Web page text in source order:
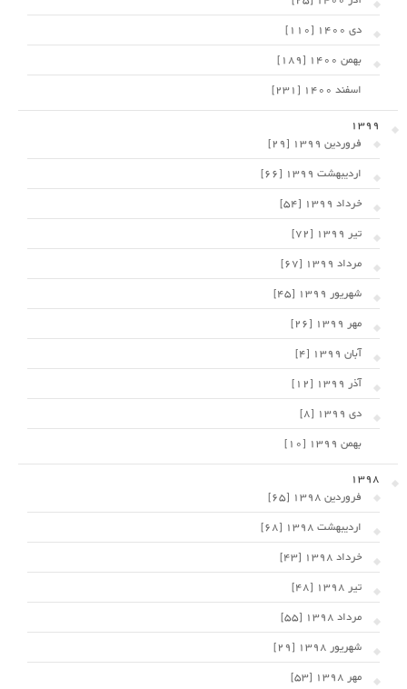
دی 1400 [110]
بهمن 1400 [189]
اسفند 1400 [231]
1399
فروردین 1399 [29]
اردیبهشت 1399 [66]
خرداد 1399 [54]
تیر 1399 [72]
مرداد 1399 [67]
شهریور 1399 [45]
مهر 1399 [26]
آبان 1399 [4]
آذر 1399 [12]
دی 1399 [8]
بهمن 1399 [10]
1398
فروردین 1398 [65]
اردیبهشت 1398 [68]
خرداد 1398 [43]
تیر 1398 [48]
مرداد 1398 [55]
شهریور 1398 [29]
مهر 1398 [53]